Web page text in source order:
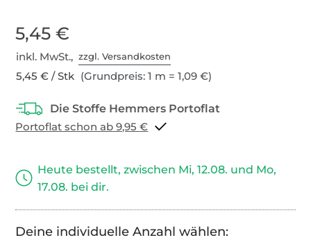
5,45 €
inkl. MwSt.,zzgl. Versandkosten
5,45 € / Stk (Grundpreis: 1 m = 1,09 €)
Portoflat schon ab 9,95 €
Heute bestellt, zwischen Mi, 12.08. und Mo,
17.08. bei dir.
Deine individuelle Anzahl wählen: